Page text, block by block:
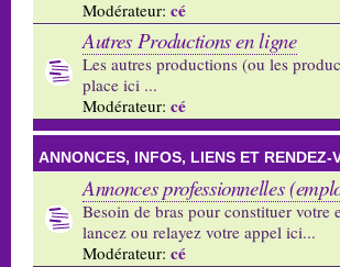
Modérateur: cé
Autres Productions en ligne
Les autres productions (ou les
place ici ...
Modérateur: cé
ANNONCES, INFOS, LIENS ET RENDEZ-
Annonces professionnelles
Besoin de bras pour constituer votre
lancez ou relayez votre appel ici...
Modérateur: cé